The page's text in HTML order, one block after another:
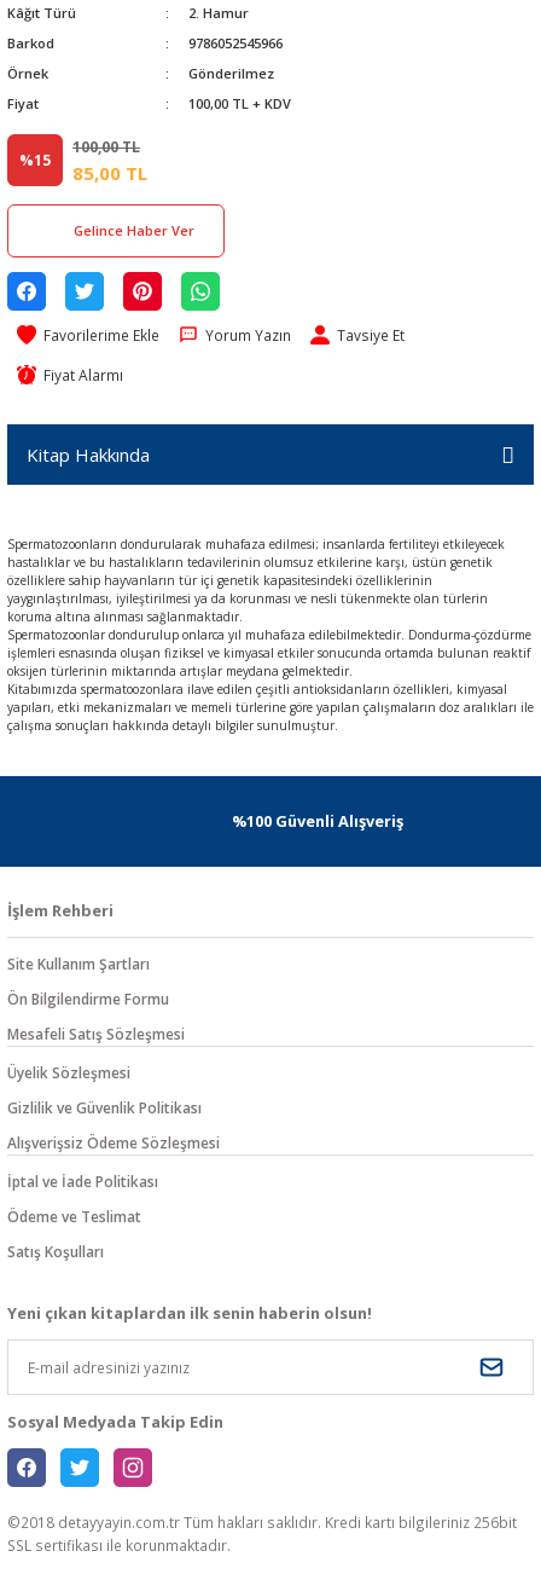
Kâğıt Türü
2. Hamur
Barkod
9786052545966
Örnek
Gönderilmez
Fiyat
100,00 TL + KDV
%15
100,00 TL
85,00 TL
Gelince Haber Ver
Yorum Yazın Tavsiye Et
Fiyat Alarmı
Kitap Hakkında
Spermatozoonların dondurularak muhafaza edilmesi; insanlarda fertiliteyi etkileyecek
hastalıklar ve bu hastalıkların tedavilerinin olumsuz etkilerine karşı, üstün genetik
özelliklere sahip hayvanların tür içi genetik kapasitesindeki özelliklerinin
yaygınlaştırılması, iyileştirilmesi ya da korunması ve nesli tükenmekte olan türlerin
koruma altına alınması sağlanmaktadır.
Spermatozoonlar dondurulup onlarca yıl muhafaza edilebilmektedir. Dondurma-çözdürme
işlemleri esnasında oluşan fiziksel ve kimyasal etkiler sonucunda ortamda bulunan reaktif
oksijen türlerinin miktarında artışlar meydana gelmektedir.
Kitabımızda spermatoozonlara ilave edilen çeşitli antioksidanların özellikleri, kimyasal
yapıları, etki mekanizmaları ve memeli türlerine göre yapılan çalışmaların doz aralıkları ile
çalışma sonuçları hakkında detaylı bilgiler sunulmuştur.
%100 Güvenli Alışveriş
İşlem Rehberi
Site Kullanım Şartları
Ön Bilgilendirme Formu
Mesafeli Satış Sözleşmesi
Üyelik Sözleşmesi
Gizlilik ve Güvenlik Politikası
Alışverişsiz Ödeme Sözleşmesi
İptal ve İade Politikası
Ödeme ve Teslimat
Satış Koşulları
Yeni çıkan kitaplardan ilk senin haberin olsun!
Sosyal Medyada Takip Edin
©2018 detayyayin.com.tr Tüm hakları saklıdır. Kredi kartı bilgileriniz 256bit
SSL sertifikası ile korunmaktadır.